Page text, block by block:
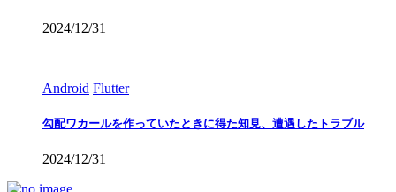
2024/12/31
Android Flutter
勾配ワカールを作っていたときに得た知見、遭遇したトラブル
2024/12/31